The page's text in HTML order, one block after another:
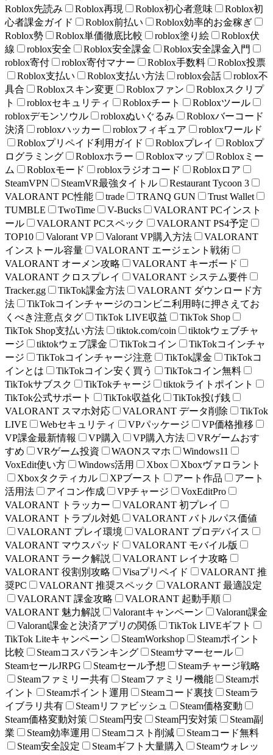
Roblox先読み
Roblox再現 Roblox初心者意味
Roblox初
心者課金ガイド
Roblox前払い
Roblox効率的お金稼ぎ
Roblox勢
Roblox単価徹底比較 roblox塗り絵
Roblox伏
線
roblox安全 Roblox安全課金
Roblox安全課金入門
roblox寄付
roblox寄付マナー Roblox手数料
Roblox投票
Roblox支払い
Roblox支払い方法 roblox会話
roblox不
具合
Robloxスキン変更 Robloxファン
Robloxスクリプ
ト
robloxセキュリティ Robloxチート
Robloxツール
robloxデモンソウル
robloxぬいぐるみ
Robloxバーコード
決済
robloxハッカー robloxフィギュア
robloxワールド
Robloxプリペイド利用ガイド
Robloxプレイ
Robloxプ
ログラミング
Robloxホラー Robloxマップ
Robloxミー
ム
Robloxモード robloxラジオコード
Robloxロア
SteamVPN
SteamVR最強タイトル
Restaurant Tycoon 3
VALORANT PC性能
trade TRANQ GUN
Trust Wallet
TUMBLE
TwoTime V-Bucks
VALORANT PCインスト
ール
VALORANT PCスペック
VALORANT PS4予定
TOP10
Valorant VP Valorant VP購入方法
VALORANT
インストール容量
VALORANT エージェント戦術
VALORANT オーメン攻略
VALORANT キーボード
VALORANT クロスプレイ
VALORANT システム要件
Tracker.gg
TikTok課金方法
VALORANT ダウンロード方
法
TikTokコインチャージのコンビニ利用時に押さえてお
くべき注意点タグ
TikTok LIVE収益
TikTok Shop
TikTok Shop支払い方法
tiktok.com/coin
tiktokウェブチャ
ージ
tiktokウェブ課金 TikTokコイン
TikTokコインチャ
ージ
TikTokコインチャージ注意 TikTok課金
TikTokコ
インとは
TikTokコイン安く買う
TikTokコイン無料
TikTokサブスク
TikTokチャージ
tiktokライトポイント
TikTok公式サポート
TikTok収益化
TikTok投げ銭
VALORANT スマホ対応
VALORANT データ削除
TikTok
LIVE
Webセキュリティ VPパッケージ
VP価格推移
VP課金最新情報
VP購入 VP購入方法
VRゲームおす
すめ
VRゲーム投資 WAONスマホ
Windows11
VoxEdit使い方
Windows活用 Xbox
Xboxヴァロラント
Xboxタクティカル
XPブースト アート作品
アート
活用法
アイコン作成 VPチャージ
VoxEditPro
VALORANT トラッカー
VALORANT 初プレイ
VALORANT トラブル対処
VALORANT バトルパス価値
VALORANT プレイ環境
VALORANT プロデバイス
VALORANT マウスパッド
VALORANT モバイル版
VALORANT ラーク解説
VALORANT レイナ攻略
VALORANT 役割別攻略
Visaプリペイド
VALORANT 推
奨PC
VALORANT 推奨スペック
VALORANT 最適設定
VALORANT 課金攻略
VALORANT 起動手順
VALORANT 魅力解説
Valorantキャンペーン
Valorant課金
Valorant課金と決済アプリの関係
TikTok LIVEギフト
TikTok Liteキャンペーン
SteamWorkshop
Steamポイント
比較
Steamコスパランキング
Steamサマーセール
SteamセールJRPG
Steamセール予想
Steamチャージ戦略
Steamファミリー共有
Steamファミリー機能
Steamポ
イント
Steamポイント運用 Steamコード裏技
Steamラ
イブラリ共有
Steamリファビッシュ
Steam価格変動
Steam価格変動対策
Steam円安 Steam円安対策
Steam副
業
Steam効率運用 Steamコスト削減
Steamコード無料
Steam安全設定
Steamギフト大量購入
Steamウォレッ